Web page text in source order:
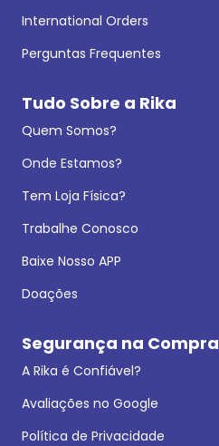
International Orders
Perguntas Frequentes
Tudo Sobre a Rika
Quem Somos?
Onde Estamos?
Tem Loja Física?
Trabalhe Conosco
Baixe Nosso APP
Doações
Segurança na Compra
A Rika é Confiável?
Avaliações no Google
Política de Privacidade